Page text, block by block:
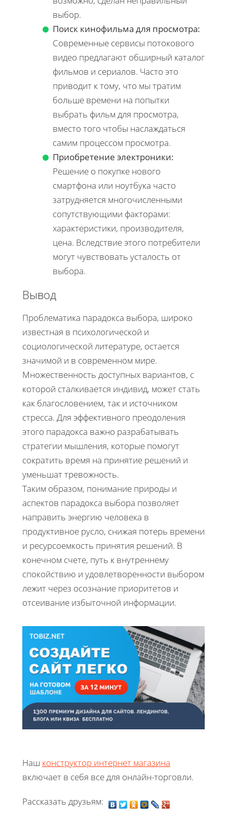
выбор.
Поиск кинофильма для просмотра:
Современные сервисы потокового
видео предлагают обширный каталог
фильмов и сериалов. Часто это
приводит к тому, что мы тратим
больше времени на попытки
выбрать фильм для просмотра,
вместо того чтобы наслаждаться
самим процессом просмотра.
Приобретение электроники:
Решение о покупке нового
смартфона или ноутбука часто
затрудняется многочисленными
сопутствующими факторами:
характеристики, производителя,
цена. Вследствие этого потребители
могут чувствовать усталость от
выбора.
Вывод
Проблематика парадокса выбора, широко
известная в психологической и
социологической литературе, остается
значимой и в современном мире.
Множественность доступных вариантов, с
которой сталкивается индивид, может стать
как благословением, так и источником
стресса. Для эффективного преодоления
этого парадокса важно разрабатывать
стратегии мышления, которые помогут
сократить время на принятие решений и
уменьшат тревожность.
Таким образом, понимание природы и
аспектов парадокса выбора позволяет
направить энергию человека в
продуктивное русло, снижая потерь времени
и ресурсоемкость принятия решений. В
конечном счете, путь к внутреннему
спокойствию и удовлетворенности выбором
лежит через осознание приоритетов и
отсеивание избыточной информации.
Наш конструктор интернет магазина
включает в себя все для онлайн-торговли.
Рассказать друзьям: